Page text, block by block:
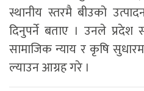
स्थानीय स्तरमै बीउको
दिनुपर्ने बताए । उनले प्रदेश
सामाजिक न्याय र कृषि
ल्याउन आग्रह गरे ।